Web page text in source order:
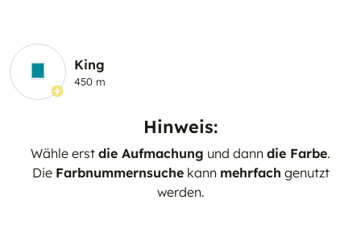
King
450 m
Hinweis:
Wähle erst die Aufmachung und dann die Farbe.
Die Farbnummernsuchekann mehrfach genutzt
werden.